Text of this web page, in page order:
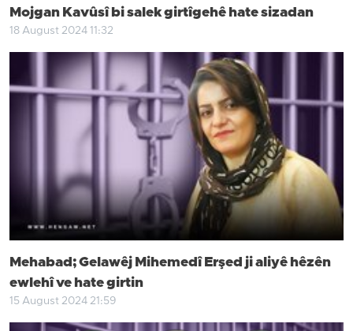
Mojgan Kavûsî bi salek girtîgehê hate sizadan
18 August 2024 11:32
Mehabad; Gelawêj Mihemedî Erşed ji aliyê hêzên
ewlehî ve hate girtin
15 August 2024 21:59